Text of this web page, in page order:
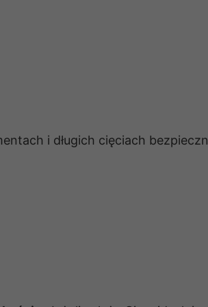
i długich cięciach